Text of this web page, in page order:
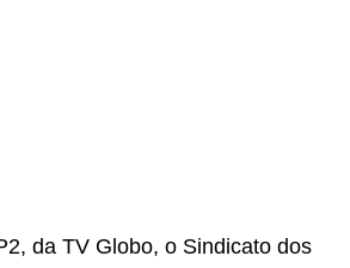
da TV Globo, o Sindicato dos